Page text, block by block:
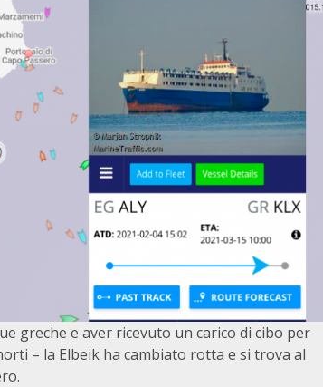
greche e aver ricevuto un carico di cibo per
– la Elbeik ha cambiato rotta e si trova al